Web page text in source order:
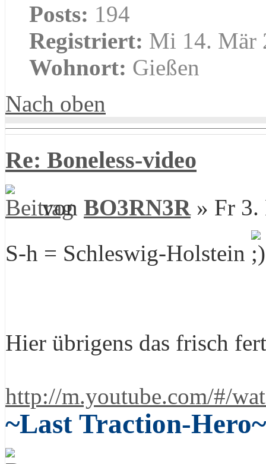
Posts: 194
Registriert: Mi 14. Mär
Wohnort: Gießen
Nach oben
Re: Boneless-video
von BO3RN3R» Fr 3.
S-h = Schleswig-Holstein
Hier übrigens das frisch
http://m.youtube.com/#/
~Last Traction-Hero~